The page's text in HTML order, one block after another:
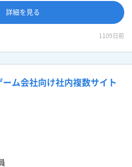
詳細を見る
1109日前
ーム会社向け社内複数サイト